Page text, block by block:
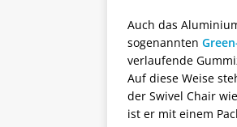
Auch das
sogenannten
verlaufende
Auf diese Weise
der Swivel Chair
ist er mit einem